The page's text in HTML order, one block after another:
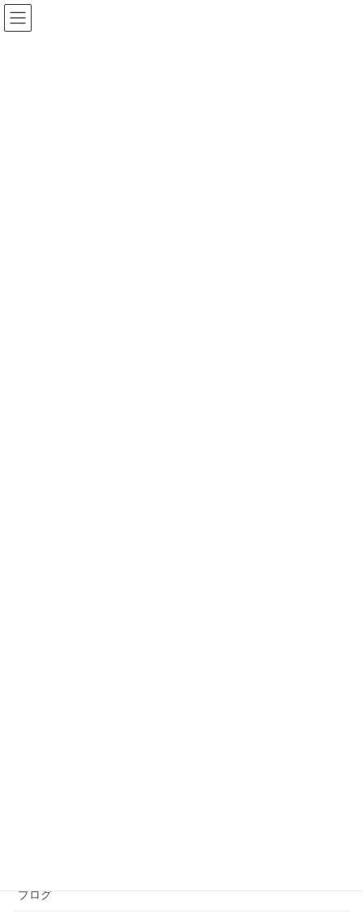
コ
ン
ナ
ビ図書館
ブログ